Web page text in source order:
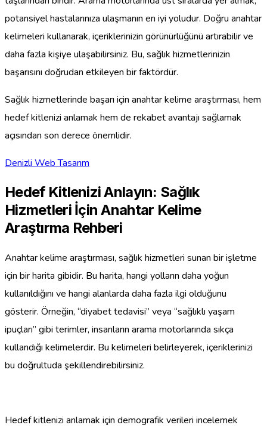
potansiyel hastalarınıza ulaşmanın en iyi yoludur. Doğru anahtar
kelimeleri kullanarak, içeriklerinizin görünürlüğünü artırabilir ve
daha fazla kişiye ulaşabilirsiniz. Bu, sağlık hizmetlerinizin
başarısını doğrudan etkileyen bir faktördür.
Sağlık hizmetlerinde başarı için anahtar kelime araştırması, hem
hedef kitlenizi anlamak hem de rekabet avantajı sağlamak
açısından son derece önemlidir.
Denizli Web Tasarım
Hedef Kitlenizi Anlayın: Sağlık
Hizmetleri İçin Anahtar Kelime
Araştırma Rehberi
Anahtar kelime araştırması, sağlık hizmetleri sunan bir işletme
için bir harita gibidir. Bu harita, hangi yolların daha yoğun
kullanıldığını ve hangi alanlarda daha fazla ilgi olduğunu
gösterir. Örneğin, “diyabet tedavisi” veya “sağlıklı yaşam
ipuçları” gibi terimler, insanların arama motorlarında sıkça
kullandığı kelimelerdir. Bu kelimeleri belirleyerek, içeriklerinizi
bu doğrultuda şekillendirebilirsiniz.
Hedef kitlenizi anlamak için demografik verileri incelemek